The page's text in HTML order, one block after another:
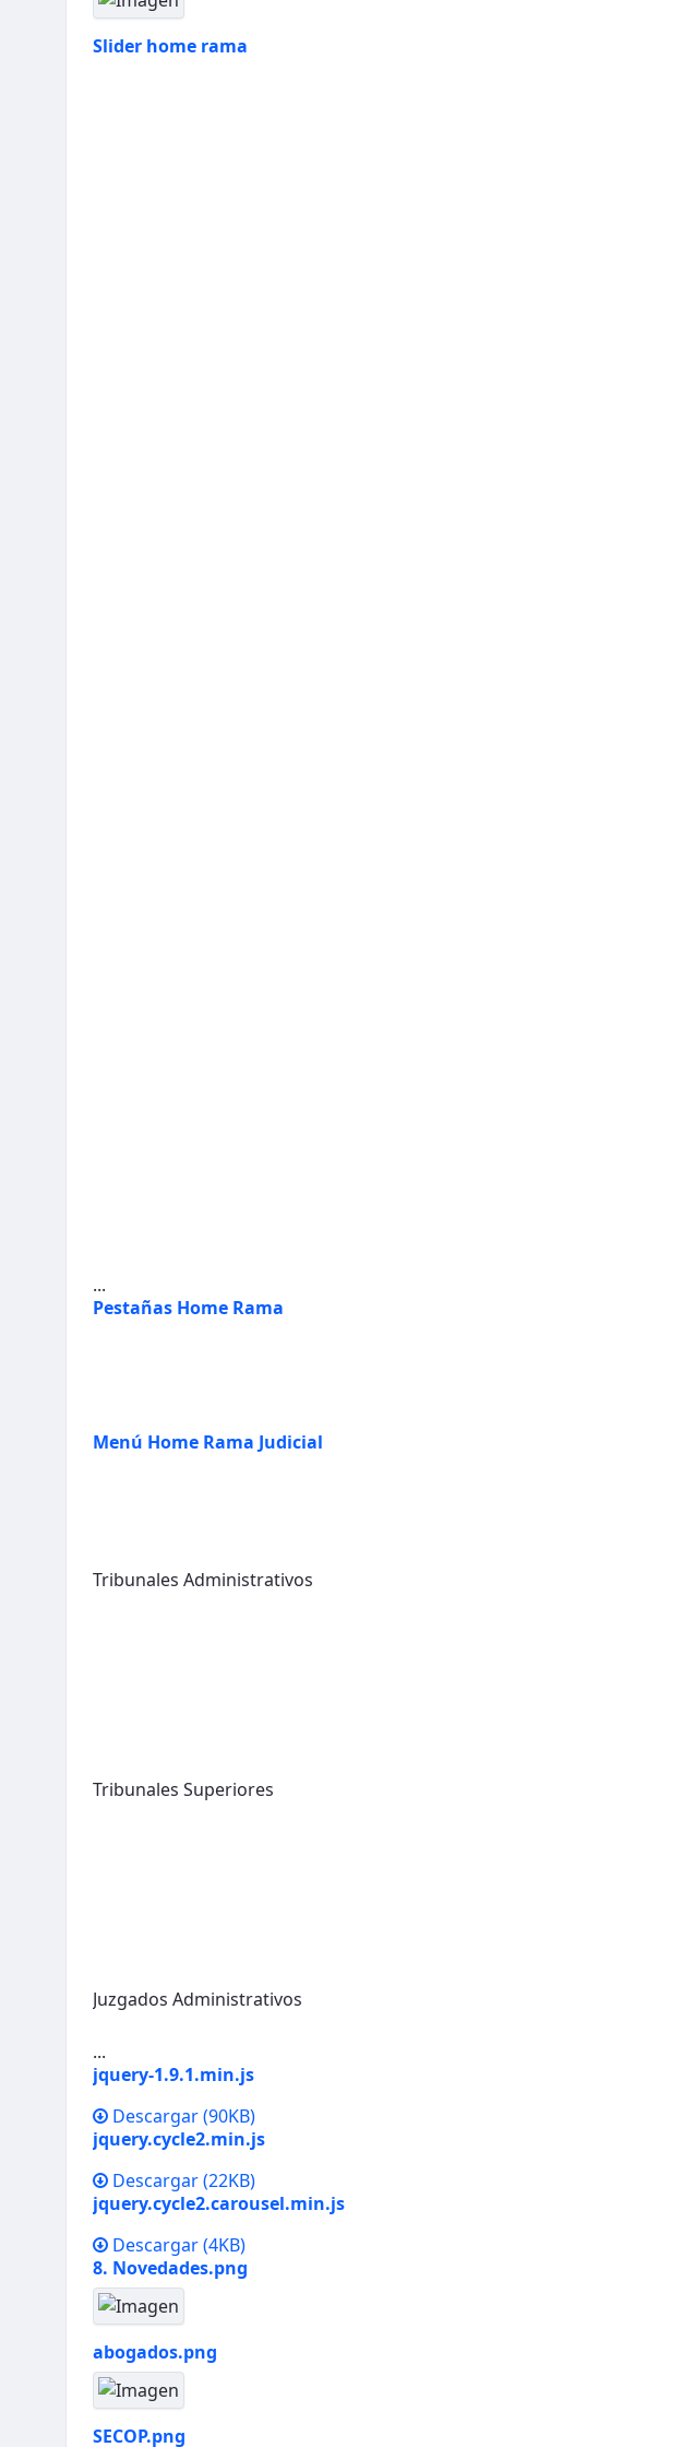
Slider home rama
...
Pestañas Home Rama
Menú Home Rama Judicial
Tribunales Administrativos
Tribunales Superiores
Juzgados Administrativos
...
jquery-1.9.1.min.js
Descargar(90KB)
jquery.cycle2.min.js
Descargar(22KB)
jquery.cycle2.carousel.min.js
Descargar(4KB)
8. Novedades.png
abogados.png
SECOP.png